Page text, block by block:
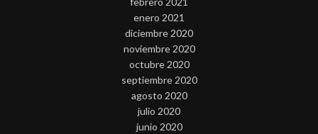
enero 2021
diciembre 2020
noviembre 2020
octubre 2020
septiembre 2020
agosto 2020
julio 2020
junio 2020